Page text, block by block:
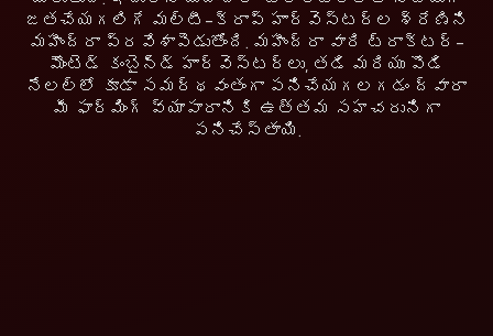
జతచేయగలిగే మల్టీ-క్రాప్ హార్వెస్టర్ల శ్రేణిని
మహీంద్రా ప్రవేశాపెడుతోంది. మహీంద్రా వారి ట్రాక్టర్-
మౌంటెడ్ కంబైన్డ్ హార్వెస్టర్లు, తడి మరియు పొడి
నేలల్లో కూడా సమర్థవంతంగా పనిచేయగలగడం ద్వారా
మీ ఫార్మింగ్ వ్యాపారానికి ఉత్తమ సహచరునిగా
పనిచేస్తాయి.